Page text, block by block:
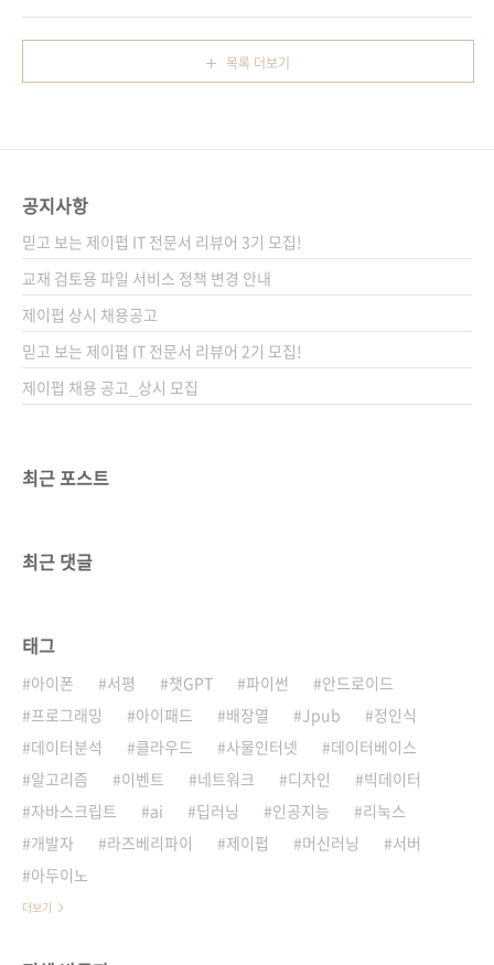
36,000원ISBN 979-11-85890-22-7 (93000)
키워드 아이패드 / 아이폰 / iOS / 모바일 / 앱 분
야 모바일 프로그래밍 / iOS 관련 사이트■ 원출
출간하려 했지만, 후반 작업이 다소 길어져 이제
서야 예약 판매 소식을 전하게 되었네요. 기다려
사용법(총 9개 장)으로 교체되었습니다. 그 외에
Xcode 6와 iOS 8에 새롭게 도입된 기능들(스위
프트 플레이그라운드, 사이즈 클래스를 이용한
유니버셜 사용자 인터페이스 설계..
목록 더보기
공지사항
믿고 보는 제이펍 IT 전문서 리뷰어 3기 모집!
교재 검토용 파일 서비스 정책 변경 안내
제이펍 상시 채용공고
믿고 보는 제이펍 IT 전문서 리뷰어 2기 모집!
제이펍 채용 공고_상시 모집
최근 포스트
최근 댓글
태그
아이폰 서평 챗GPT 파이썬
안드로이드
프로그래밍
아이패드 배장열 Jpub
정인식
데이터분석
클라우드 사물인터넷
데이터베이스
알고리즘
이벤트 네트워크 디자인
빅데이터
자바스크립트
ai 딥러닝 인공지능
리눅스
개발자
라즈베리파이 제이펍 머신러닝
서버
아두이노
더보기